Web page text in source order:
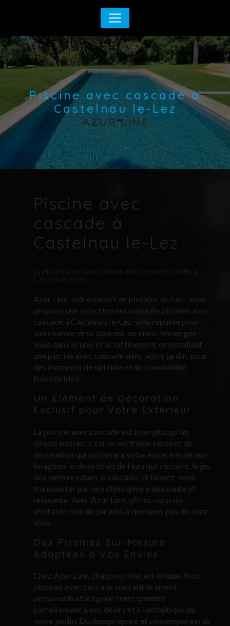
Piscine avec cascade à
Castelnau le-Lez
AZUR LINE
Piscine avec
cascade à
Castelnau le-Lez
La Piscine avec Cascade qui Sublime Votre Jardin à
Castelnau le-Lez
Azur Line, votre expert en piscines de luxe, vous
propose une sélection exclusive de piscines avec
cascade à Castelnau le-Lez, ville réputée pour
son charme et sa douceur de vivre. Immergez-
vous dans le luxe et le raffinement en installant
une piscine avec cascade dans votre jardin, pour
des moments de détente et de convivialité
inoubliables.
Un Élément de Décoration
Exclusif pour Votre Extérieur
La piscine avec cascade est bien plus qu'un
simple bassin ; c'est un véritable élément de
décoration qui sublimera votre espace extérieur.
Imaginez le doux bruit de l'eau qui s'écoule, le jeu
des lumières dans la cascade, et laissez-vous
transporter par une atmosphère apaisante et
relaxante. Avec Azur Line, offrez-vous un
véritable coin de paradis à quelques pas de chez
vous.
Des Piscines Sur-Mesure
Adaptées à Vos Envies
Chez Azur Line, chaque projet est unique. Nos
piscines avec cascade sont entièrement
personnalisables pour correspondre
parfaitement à vos désirs et à l'esthétique de
votre jardin. Du design épuré et contemporain au
Panneau de gestion des cookies